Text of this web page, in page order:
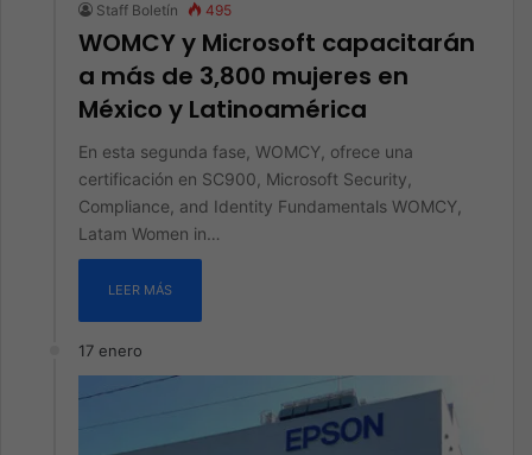
Staff Boletín 495
WOMCY y Microsoft capacitarán
a más de 3,800 mujeres en
México y Latinoamérica
En esta segunda fase, WOMCY, ofrece una
certificación en SC900, Microsoft Security,
Compliance, and Identity Fundamentals WOMCY,
Latam Women in…
LEER MÁS
17 enero